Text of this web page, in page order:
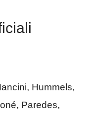
Hummels,
Paredes,